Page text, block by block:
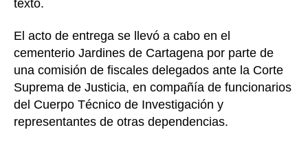
texto.
El acto de entrega se llevó a cabo en el
cementerio Jardines de Cartagena por parte de
una comisión de fiscales delegados ante la Corte
Suprema de Justicia, en compañía de funcionarios
del Cuerpo Técnico de Investigación y
representantes de otras dependencias.